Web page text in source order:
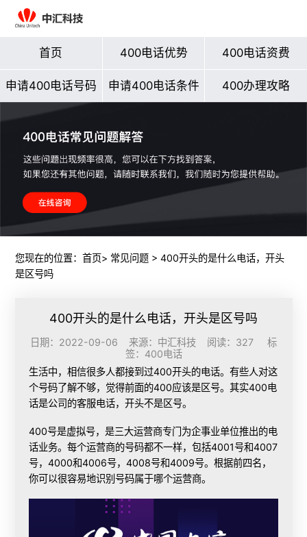
首页 400电话优势 400电话资费
申请400电话号码 申请400电话条件 400办理攻略
您现在的位置： 首页> 常见问题> 400开头的是什么电话，开头
是区号吗
400开头的是什么电话，开头是区号吗
日期：2022-09-06 来源：中汇科技 阅读：327 标
签： 400电话
生活中，相信很多人都接到过400开头的电话。有些人对这
个号码了解不够，觉得前面的400应该是区号。其实400电
话是公司的客服电话，开头不是区号。
400号是虚拟号，是三大运营商专门为企事业单位推出的电
话业务。每个运营商的号码都不一样，包括4001号和4007
号，4000和4006号，4008号和4009号。根据前四名，
你可以很容易地识别号码属于哪个运营商。